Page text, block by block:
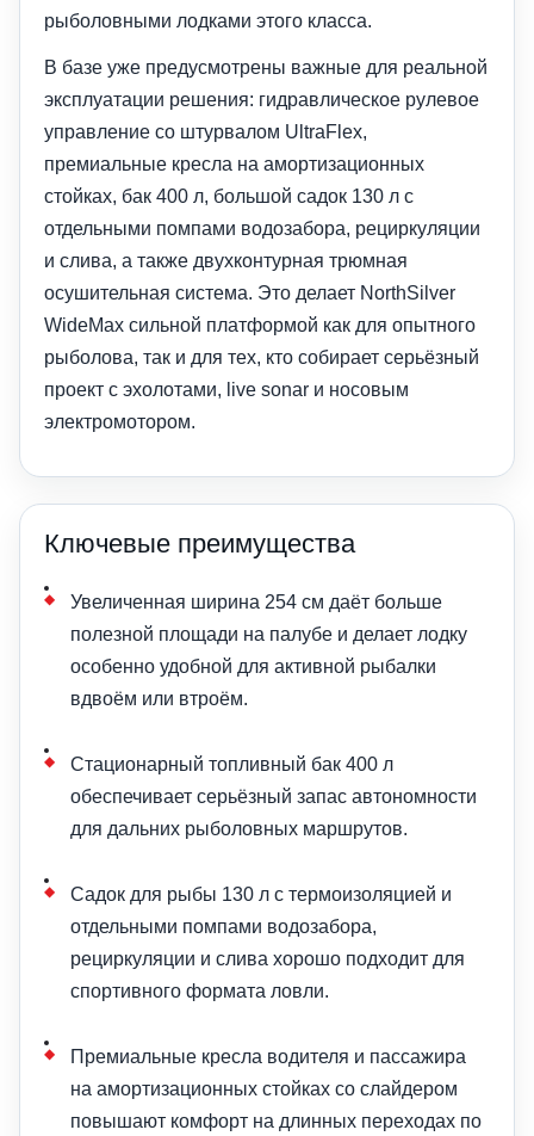
рыболовными лодками этого класса.
В базе уже предусмотрены важные для реальной
эксплуатации решения: гидравлическое рулевое
управление со штурвалом UltraFlex,
премиальные кресла на амортизационных
стойках, бак 400 л, большой садок 130 л с
отдельными помпами водозабора, рециркуляции
и слива, а также двухконтурная трюмная
осушительная система. Это делает NorthSilver
WideMax сильной платформой как для опытного
рыболова, так и для тех, кто собирает серьёзный
проект с эхолотами, live sonar и носовым
электромотором.
Ключевые преимущества
Увеличенная ширина 254 см даёт больше
полезной площади на палубе и делает лодку
особенно удобной для активной рыбалки
вдвоём или втроём.
Стационарный топливный бак 400 л
обеспечивает серьёзный запас автономности
для дальних рыболовных маршрутов.
Садок для рыбы 130 л с термоизоляцией и
отдельными помпами водозабора,
рециркуляции и слива хорошо подходит для
спортивного формата ловли.
Премиальные кресла водителя и пассажира
на амортизационных стойках со слайдером
повышают комфорт на длинных переходах по